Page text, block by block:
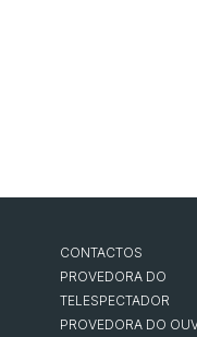
CONTACTOS
PROVEDORA DO
TELESPECTADOR
PROVEDORA DO